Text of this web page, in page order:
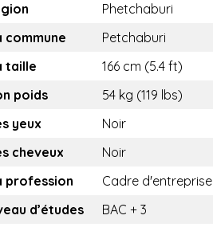
Phetchaburi
commune
Petchaburi
taille
166 cm (5.4 ft)
poids
54 kg (119 lbs)
yeux
Noir
cheveux
Noir
profession
Cadre d'entreprise
d’études
BAC + 3